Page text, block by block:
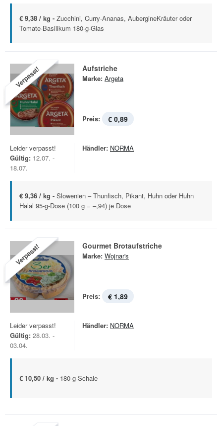
€ 9,38 / kg - Zucchini, Curry-Ananas, AubergineKräuter oder
Tomate-Basilikum 180-g-Glas
Verpasst! Aufstriche
Marke: Argeta
Preis: € 0,89
Leider verpasst!
Gültig: 12.07. -
18.07.
Händler: NORMA
€ 9,36 / kg - Slowenien – Thunfisch, Pikant, Huhn oder Huhn
Halal 95-g-Dose (100 g = –,94) je Dose
Verpasst! Gourmet Brotaufstriche
Marke: Wojnar's
Preis: € 1,89
Leider verpasst!
Gültig: 28.03. -
03.04.
Händler: NORMA
€ 10,50 / kg - 180-g-Schale